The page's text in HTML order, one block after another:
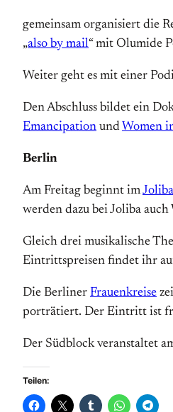
gemeinsam organisiert die
„also by mail“ mit Olumide
Weiter geht es mit einer
Den Abschluss bildet ein
Emancipation und Women
Berlin
Am Freitag beginnt im
werden dazu bei Joliba
Gleich drei musikalische
Eintrittspreisen findet ihr
Die Berliner Frauenkreise
porträtiert. Der Eintritt ist
Der Südblock veranstaltet
Teilen: